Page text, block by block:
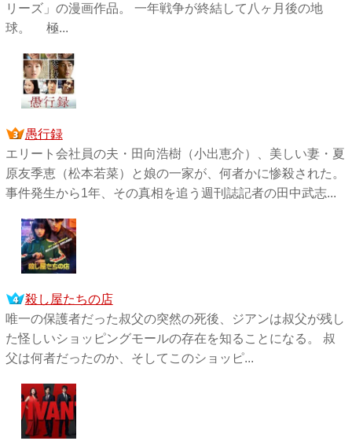
リーズ」の漫画作品。 一年戦争が終結して八ヶ月後の地
球。 極...
愚行録
エリート会社員の夫・田向浩樹（小出恵介）、美しい妻・夏
原友季恵（松本若菜）と娘の一家が、何者かに惨殺された。
事件発生から1年、その真相を追う週刊誌記者の田中武志...
殺し屋たちの店
唯一の保護者だった叔父の突然の死後、ジアンは叔父が残し
た怪しいショッピングモールの存在を知ることになる。 叔
父は何者だったのか、そしてこのショッピ...